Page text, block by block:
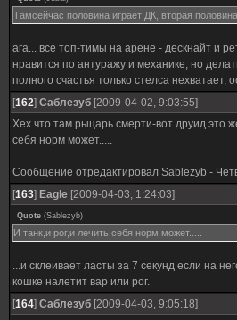
Тамсейчас половина играет ДК, вторая
ага... все топ-тимы на арене - дескнайт и
нравится по антуражу и механике, но
полного счастья только стелса нехватает,
[162] Саблезуб [2009-04-02, 9:03:55]
Хех что там рыцарь смерти-вот друид это
себя норм может.....
Сообщение отредактировал Sablezyb -
[163] Eagle [2009-04-03, 1:24:03]
Quote (Sablezyb)
И танк,и рог,и лечить себя норм может.....
...и склеивает ласты за 7 секунд если на
кошке налетит вар или рог.
[164] Саблезуб [2009-04-03, 9:05:18]